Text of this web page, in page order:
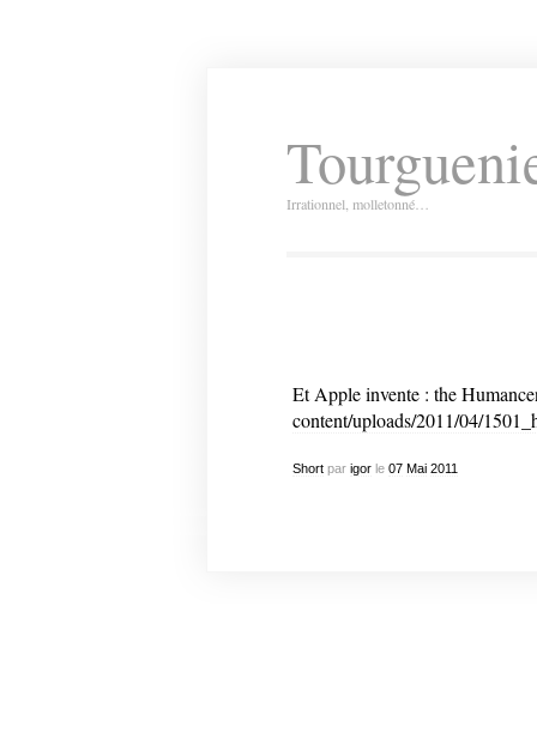
Irrationnel, molletonné…
Et Apple invente : the
content/uploads/2011/04/
Shortpar igorle 07 Mai 2011